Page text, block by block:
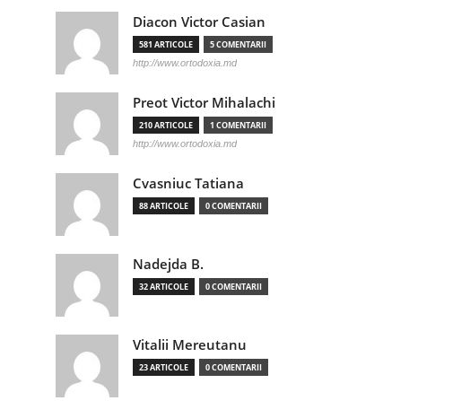
Diacon Victor Casian
581 ARTICOLE 5 COMENTARII
http://www.ortodoxia.md
Preot Victor Mihalachi
210 ARTICOLE 1 COMENTARII
http://www.ortodoxia.md
Cvasniuc Tatiana
88 ARTICOLE 0 COMENTARII
Nadejda B.
32 ARTICOLE 0 COMENTARII
Vitalii Mereutanu
23 ARTICOLE 0 COMENTARII